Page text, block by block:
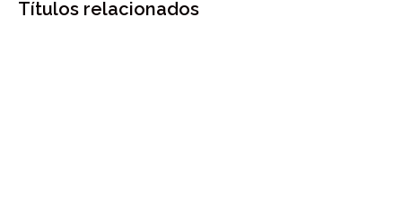
Títulos relacionados